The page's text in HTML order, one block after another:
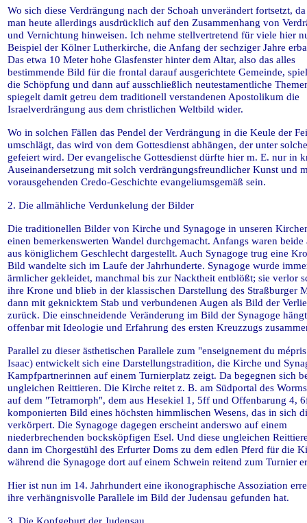
Wo sich diese Verdrängung nach der Schoah unverändert fortsetzt,
man heute allerdings ausdrücklich auf den Zusammenhang von
und Vernichtung hinweisen. Ich nehme stellvertretend für viele hier
Beispiel der Kölner Lutherkirche, die Anfang der sechziger Jahre
Das etwa 10 Meter hohe Glasfenster hinter dem Altar, also das alles
bestimmende Bild für die frontal darauf ausgerichtete Gemeinde,
die Schöpfung und dann auf ausschließlich neutestamentliche
spiegelt damit getreu dem traditionell verstandenen Apostolikum die
Israelverdrängung aus dem christlichen Weltbild wider.
Wo in solchen Fällen das Pendel der Verdrängung in die Keule der
umschlägt, das wird von dem Gottesdienst abhängen, der unter
gefeiert wird. Der evangelische Gottesdienst dürfte hier m. E. nur in
Auseinandersetzung mit solch verdrängungsfreundlicher Kunst und
vorausgehenden Credo-Geschichte evangeliumsgemäß sein.
2. Die allmähliche Verdunkelung der Bilder
Die traditionellen Bilder von Kirche und Synagoge in unseren
einen bemerkenswerten Wandel durchgemacht. Anfangs waren beide
aus königlichem Geschlecht dargestellt. Auch Synagoge trug eine
Bild wandelte sich im Laufe der Jahrhunderte. Synagoge wurde
ärmlicher gekleidet, manchmal bis zur Nacktheit entblößt; sie verlor
ihre Krone und blieb in der klassischen Darstellung des Straßburger
dann mit geknicktem Stab und verbundenen Augen als Bild der
zurück. Die einschneidende Veränderung im Bild der Synagoge
offenbar mit Ideologie und Erfahrung des ersten Kreuzzugs
Parallel zu dieser ästhetischen Parallele zum "enseignement du
Isaac) entwickelt sich eine Darstellungstradition, die Kirche und
Kampfpartnerinnen auf einem Turnierplatz zeigt. Da begegnen sich
ungleichen Reittieren. Die Kirche reitet z. B. am Südportal des
auf dem "Tetramorph", dem aus Hesekiel 1, 5ff und Offenbarung 4,
komponierten Bild eines höchsten himmlischen Wesens, das in sich
verkörpert. Die Synagoge dagegen erscheint anderswo auf einem
niederbrechenden bocksköpfigen Esel. Und diese ungleichen
dann im Chorgestühl des Erfurter Doms zu dem edlen Pferd für die
während die Synagoge dort auf einem Schwein reitend zum Turnier
Hier ist nun im 14. Jahrhundert eine ikonographische Assoziation
ihre verhängnisvolle Parallele im Bild der Judensau gefunden hat.